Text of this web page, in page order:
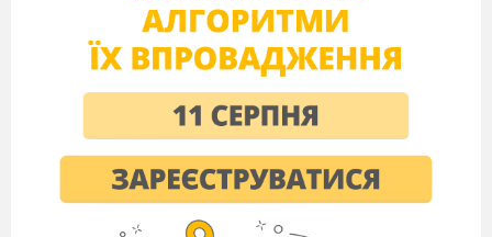
та страх;
через азарт та укладене парі;
через страх бути ув’язненим за брехню
та борги.
7. Яки риси не характерні для
гоголівських чиновників?
А. Страх перед начальством;
Б.гостинність;